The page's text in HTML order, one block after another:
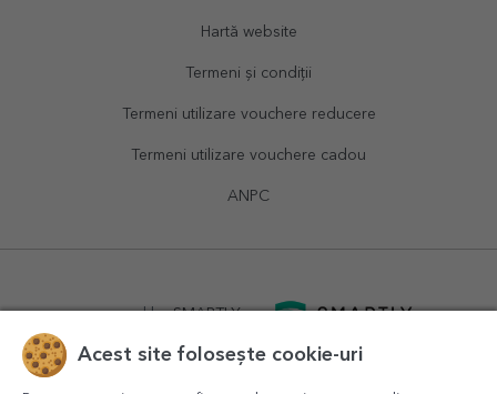
Hartă website
Termeni și condiții
Termeni utilizare vouchere reducere
Termeni utilizare vouchere cadou
ANPC
powered bySMARTLY.ro
Acest site folosește cookie-uri